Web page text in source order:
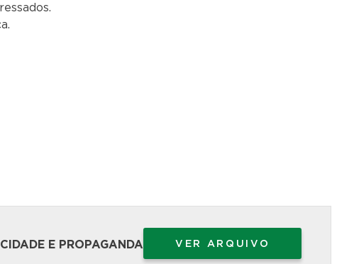
E PROPAGANDA VER ARQUIVO